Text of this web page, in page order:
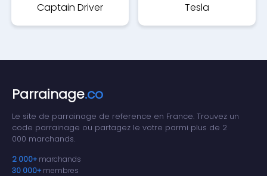
Captain Driver Tesla
Parrainage.co
Le site de parrainage de reference en France. Trouvez un
code parrainage ou partagez le votre parmi plus de 2
000 marchands.
2 000+ marchands
30 000+ membres